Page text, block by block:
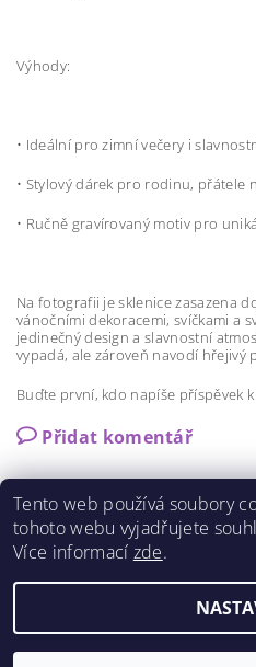
Výhody:
• Ideální pro zimní večery i
• Stylový dárek pro rodinu, přátele
• Ručně gravírovaný motiv pro
Na fotografii je sklenice zasazena
vánočními dekoracemi, svíčkami a
jedinečný design a slavnostní
vypadá, ale zároveň navodí hřejivý
Buďte první, kdo napíše příspěvek
Přidat komentář
Shoptet.cz
2026 ©MILFA GLASS, všechna práva
Tento web používá soubory
tohoto webu vyjadřujete
Více informací zde.